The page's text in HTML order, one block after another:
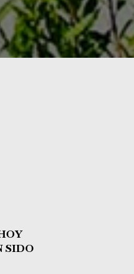
SIDO